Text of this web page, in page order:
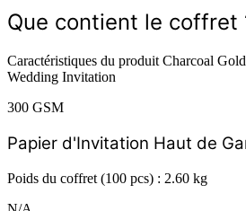
Que contient le coffret
Caractéristiques du produit Charcoal
Wedding Invitation
300 GSM
Papier d'Invitation Haut de
Poids du coffret (100 pcs) : 2.60 kg